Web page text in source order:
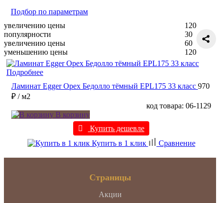
Подбор по параметрам
увеличению цены
популярности
увеличению цены
уменьшению цены
120
30
60
120
Подробнее
Ламинат Egger Орех Бедолло тёмный EPL175 33 класс 970
₽ / м2
код товара: 06-1129
В корзину
Купить дешевле
Купить в 1 клик
Сравнение
Страницы
Акции